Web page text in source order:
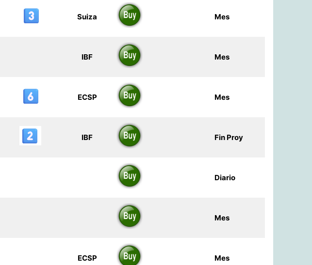
Suiza Mes
IBF Mes
ECSP Mes
IBF Fin Proy
Diario
Mes
ECSP Mes